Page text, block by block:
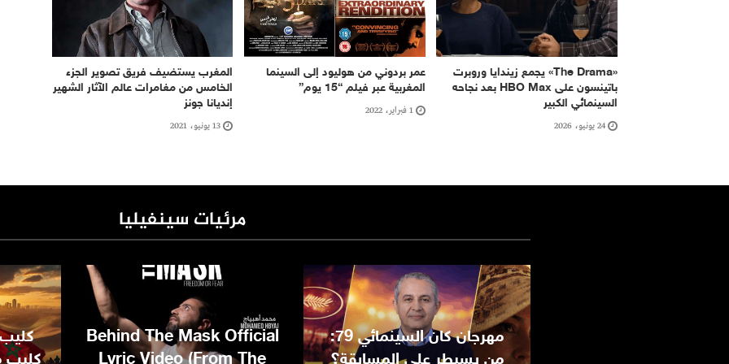
«The Drama» يجمع زيندايا وروبرت
باتينسون على HBO Max بعد نجاحه
السينمائي الكبير
24 يونيو، 2026
عمر بردوني من هوليود إلى السينما
المغربية عبر فيلم “15 يوم”
1 فبراير، 2022
المغرب يستضيف فريق تصوير الجزء
الخامس من مغامرات عالم الآثار الشهير
إنديانا جونز
13 يونيو، 2021
مرئيات سينفيليا
مهرجان كان السينمائي 79:
من يسيطر على المسابقة؟
Behind The Mask Official
Lyric Video (From The
كليب